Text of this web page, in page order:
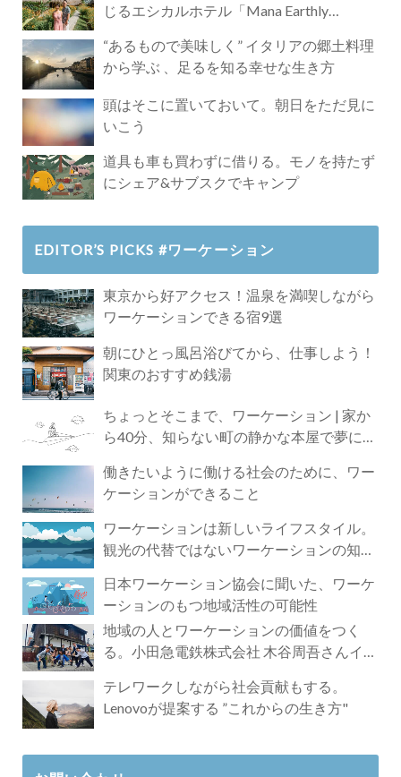
じるエシカルホテル「Mana Earthly
“あるもので美味しく” イタリアの郷土料理
から学ぶ 、足るを知る幸せな生き方
頭はそこに置いておいて。朝日をただ見に
いこう
道具も車も買わずに借りる。モノを持たず
にシェア&サブスクでキャンプ
EDITOR’S PICKS #ワーケーション
東京から好アクセス！温泉を満喫しながら
ワーケーションできる宿9選
朝にひとっ風呂浴びてから、仕事しよう！
関東のおすすめ銭湯
ちょっとそこまで、ワーケーション | 家か
ら40分、知らない町の静かな本屋で夢に近
働きたいように働ける社会のために、ワー
ケーションができること
ワーケーションは新しいライフスタイル。
観光の代替ではないワーケーションの知ら
日本ワーケーション協会に聞いた、ワーケ
ーションのもつ地域活性の可能性
地域の人とワーケーションの価値をつく
る。小田急電鉄株式会社 木谷周吾さんイン
テレワークしながら社会貢献もする。
Lenovoが提案する ”これからの生き方"